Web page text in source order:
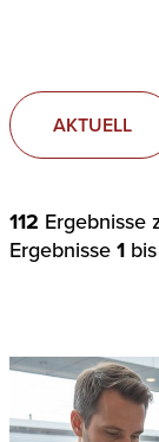
AKTUELL
112 Ergebnisse
Ergebnisse1 bis